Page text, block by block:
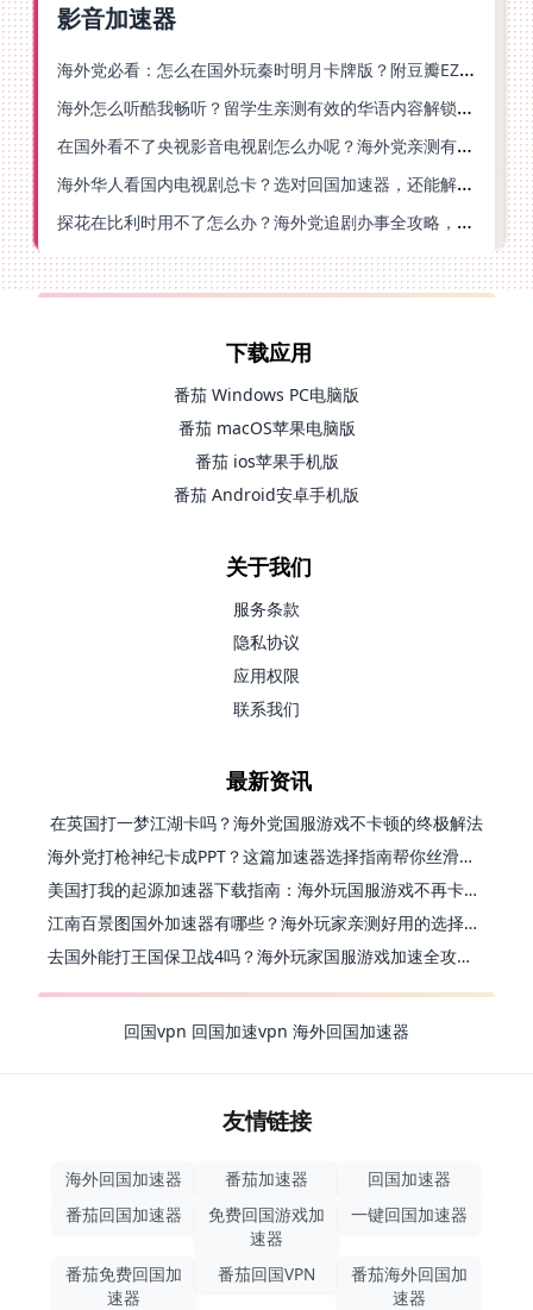
影音加速器
海外党必看：怎么在国外玩秦时明月卡牌版？附豆瓣EZCast地区限制破解法
海外怎么听酷我畅听？留学生亲测有效的华语内容解锁指南
在国外看不了央视影音电视剧怎么办呢？海外党亲测有效的回国加速方案
海外华人看国内电视剧总卡？选对回国加速器，还能解决菲律宾打不开反诈中心的问题
探花在比利时用不了怎么办？海外党追剧办事全攻略，选对加速器就够了
下载应用
番茄 Windows PC电脑版
番茄 macOS苹果电脑版
番茄 ios苹果手机版
番茄 Android安卓手机版
关于我们
服务条款
隐私协议
应用权限
联系我们
最新资讯
在英国打一梦江湖卡吗？海外党国服游戏不卡顿的终极解法
海外党打枪神纪卡成PPT？这篇加速器选择指南帮你丝滑上分
美国打我的起源加速器下载指南：海外玩国服游戏不再卡的终极方案
江南百景图国外加速器有哪些？海外玩家亲测好用的选择与避坑指南
去国外能打王国保卫战4吗？海外玩家国服游戏加速全攻略（附公主连结幻想江湖实测）
回国vpn 回国加速vpn 海外回国加速器
友情链接
海外回国加速器 番茄加速器
回国加速器
番茄回国加速器
免费回国游戏加
速器
一键回国加速器
番茄免费回国加
速器
番茄回国VPN
番茄海外回国加
速器